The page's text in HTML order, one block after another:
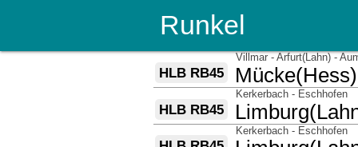
Runkel
HLB RB45 nach
Mücke(Hess)
über
Villmar - Arfurt(Lahn) -
HLB RB45 nach
über
Kerkerbach - Eschhofen
über
Kerkerbach - Eschhofen